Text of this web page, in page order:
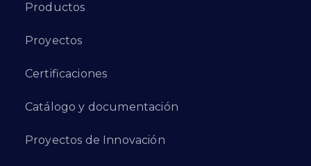
Productos
Proyectos
Certificaciones
Catálogo y documentación
Proyectos de Innovación